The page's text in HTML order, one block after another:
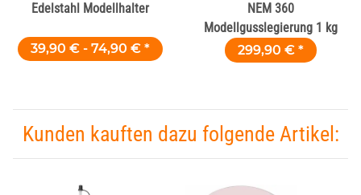
Edelstahl Modellhalter
39,90 € - 74,90 € *
NEM 360
Modellgusslegierung 1 kg
299,90 € *
Kunden kauften dazu folgende Artikel: